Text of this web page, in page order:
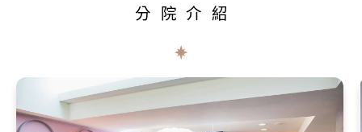
分院介紹